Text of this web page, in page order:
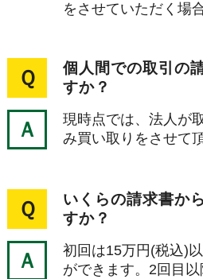
をさせていただく場
Ｑ
個人間での取引の
すか？
Ａ
現時点では、法人が
み買い取りをさせて
Ｑ
いくらの請求書か
すか？
Ａ
初回は15万円(税込)
ができます。2回目